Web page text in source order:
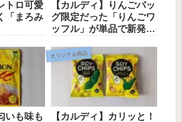
トロ可愛
「まろみ
【カルディ】りんごバッ
グ限定だった「りんごワ
ッフル」が単品で新発
いも味も
オリジナル商品
【カルディ】カリッと！